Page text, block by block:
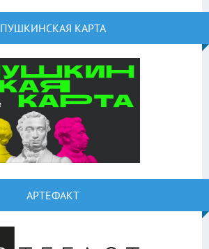
ПУШКИНСКАЯ КАРТА
АРТЕФАКТ